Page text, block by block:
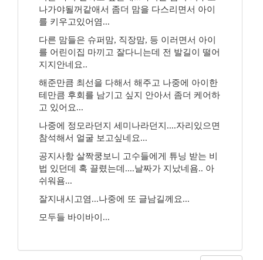
나가야될꺼같애서 좀더 맘을 다스리면서 아이
를 키우고있어염...
다른 맘들은 슈퍼맘, 직장맘, 등 이러면서 아이
를 어린이집 마끼고 잘다니는데 전 발길이 떨어
지지안네요..
해준만큼 최선을 다해서 해주고 나중에 아이한
테만큼 후회를 남기고 싶지 안아서 좀더 케어하
고 있어요...
나중에 정모라던지 세미나라던지....자리있으면
참석해서 얼굴 보고싶네요...
공지사항 살짝쿵보니 고수들에게 튜닝 받는 비
법 있던데 혹 끌렸는데....날짜가 지났네욤.. 아
쉬워욤...
잘지내시고염...나중에 또 글남길께요...
모두들 바이바이...